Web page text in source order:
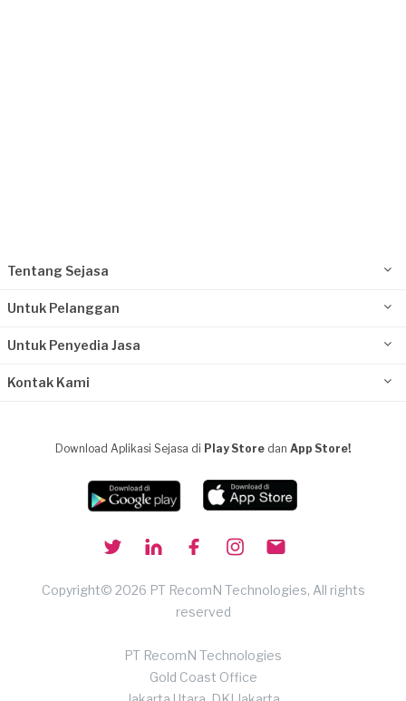
Tentang Sejasa
Untuk Pelanggan
Untuk Penyedia Jasa
Kontak Kami
Download Aplikasi Sejasa di Play Store dan App Store!
Copyright© 2026 PT RecomN Technologies, All rights
reserved
PT RecomN Technologies
Gold Coast Office